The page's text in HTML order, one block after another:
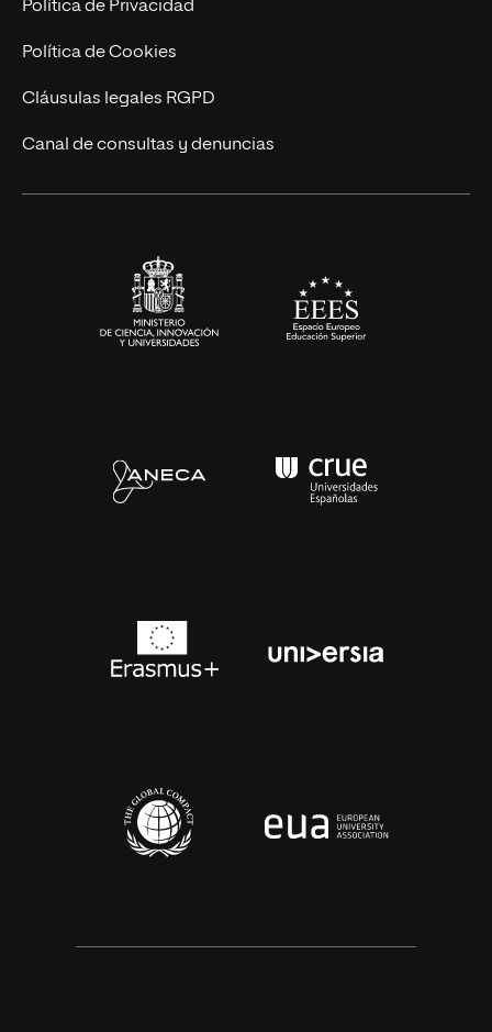
Cursos Universitarios
Actualidad
UNIR Revista
Eventos
Política de Privacidad
Política de Cookies
Cláusulas legales RGPD
Canal de consultas y denuncias